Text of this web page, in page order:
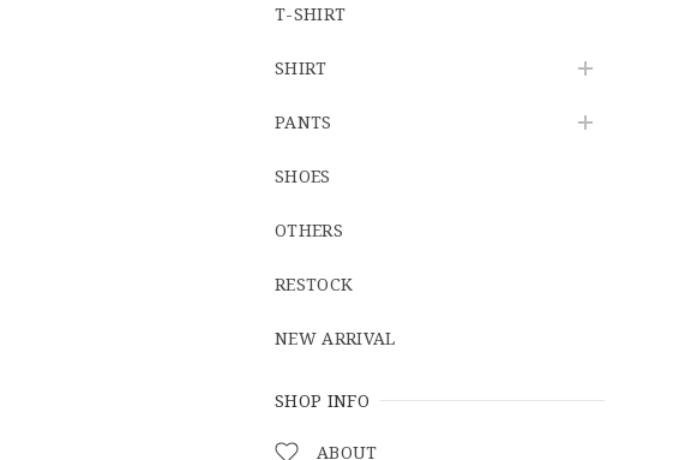
T-SHIRT
SHIRT
PANTS
SHOES
OTHERS
RESTOCK
NEW ARRIVAL
SHOP INFO
ABOUT